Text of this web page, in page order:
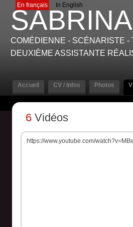
En français In English
SABRINA
COMÉDIENNE - SCÉNARISTE -
DEUXIÈME ASSISTANTE
Accueil CV / Infos Photos
6 Vidéos
https://www.youtube.com/